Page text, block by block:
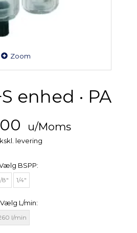
Zoom
enhed · PA
u/Moms
levering
BSPP:
8" 1/4"
Vælg L/min:
l/min